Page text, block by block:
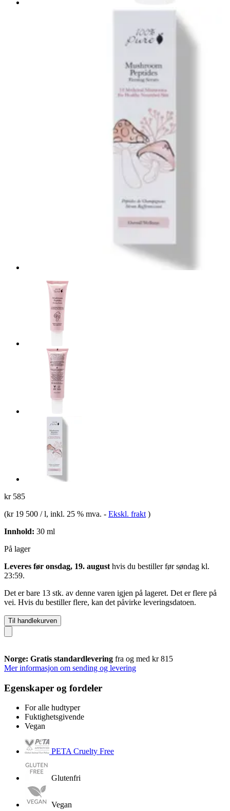
kr 585
(kr 19 500 / l, inkl. 25 % mva. - Ekskl. frakt )
Innhold: 30 ml
På lager
Leveres før onsdag, 19. august hvis du bestiller førsøndag kl.
23:59.
Det er bare 13 stk. av denne varen igjen på lageret. Det er flere på
vei. Hvis du bestiller flere, kan det påvirke leveringsdatoen.
Til handlekurven
Norge: Gratis standardlevering fra og med kr 815
Mer informasjon om sending og levering
Egenskaper og fordeler
For alle hudtyper
Fuktighetsgivende
Vegan
PETA Cruelty Free
Glutenfri
Vegan